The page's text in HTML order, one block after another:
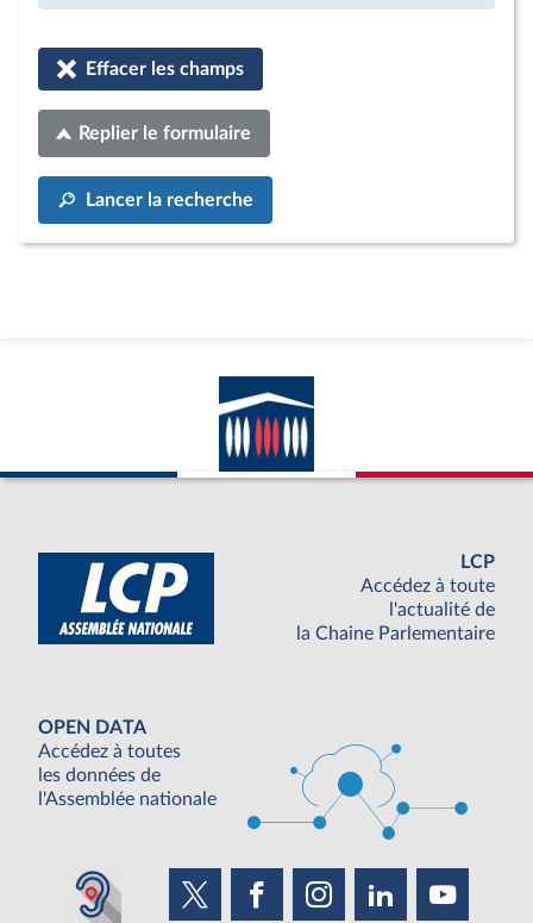
Effacer les champs
Replier le formulaire
Lancer la recherche
LCP
Accédez à toute
l'actualité de
la Chaine Parlementaire
OPEN DATA
Accédez à toutes
les données de
l'Assemblée nationale